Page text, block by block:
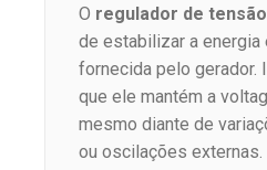
O regulador de tensão
de estabilizar a energia
fornecida pelo gerador.
que ele mantém a
mesmo diante de
ou oscilações externas.